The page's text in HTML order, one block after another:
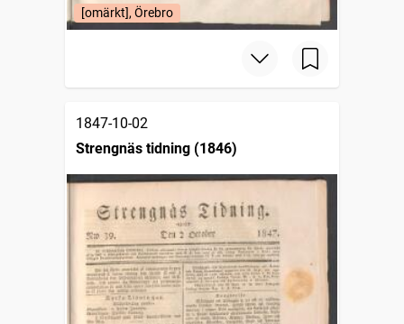
[omärkt], Örebro
1847-10-02
Strengnäs tidning (1846)